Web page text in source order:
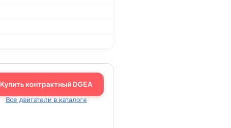
Купить контрактный DGEA
Все двигатели в каталоге